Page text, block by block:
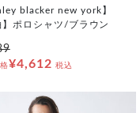
blacker new york】
】ポロシャツ/ブラウン
¥4,612 税込